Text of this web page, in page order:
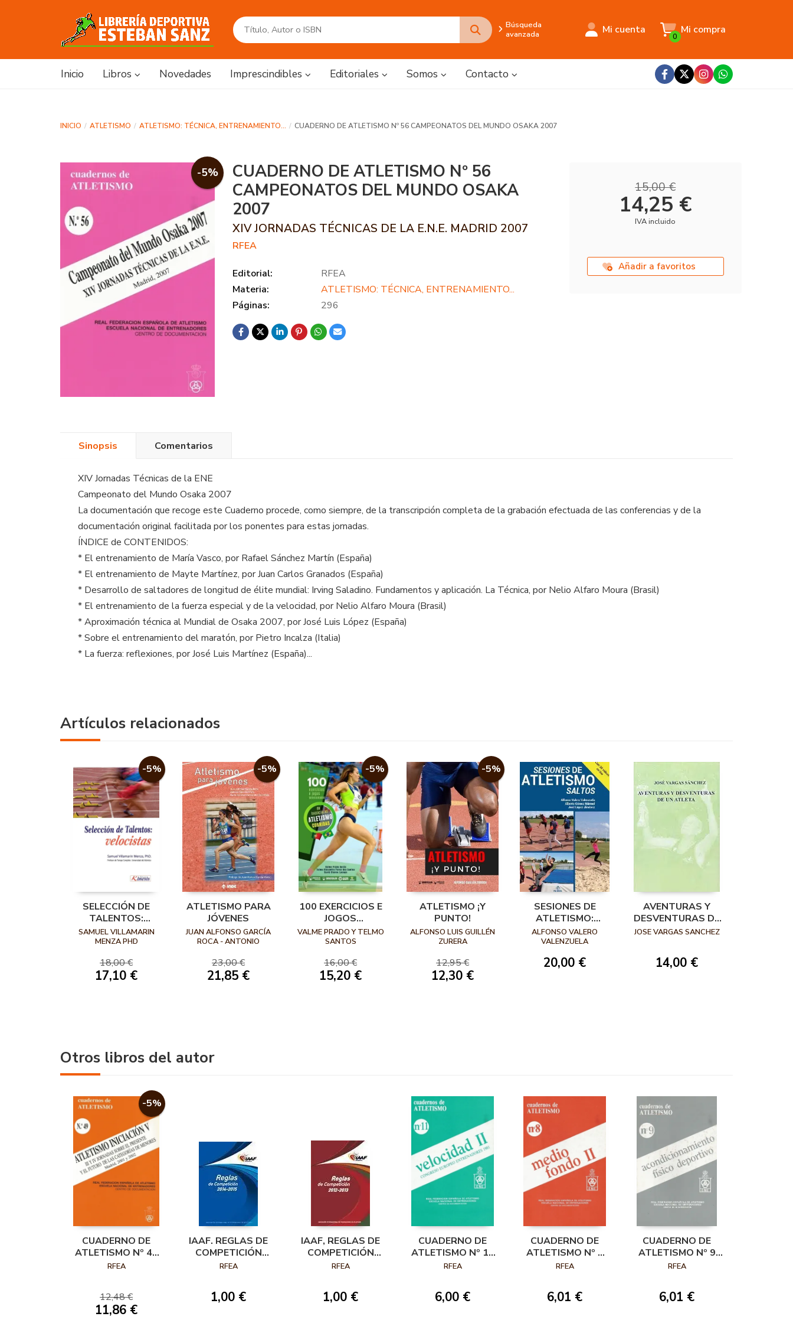
Búsqueda
avanzada
Mi cuenta Mi compra
0
Inicio Libros Novedades Imprescindibles Editoriales Somos Contacto
INICIO ATLETISMO ATLETISMO: TÉCNICA, ENTRENAMIENTO... CUADERNO DE ATLETISMO Nº 56 CAMPEONATOS DEL MUNDO OSAKA 2007
-5%
CUADERNO DE ATLETISMO Nº 56
CAMPEONATOS DEL MUNDO OSAKA
2007
XIV JORNADAS TÉCNICAS DE LA E.N.E. MADRID 2007
RFEA
Editorial:
RFEA
Materia:
ATLETISMO: TÉCNICA, ENTRENAMIENTO...
Páginas:
296
15,00 €
14,25 €
IVA incluido
Añadir a favoritos
Sinopsis Comentarios
XIV Jornadas Técnicas de la ENE
Campeonato del Mundo Osaka 2007
La documentación que recoge este Cuaderno procede, como siempre, de la transcripción completa de la grabación efectuada de las conferencias y de la
documentación original facilitada por los ponentes para estas jornadas.
ÍNDICE de CONTENIDOS:
* El entrenamiento de María Vasco, por Rafael Sánchez Martín (España)
* El entrenamiento de Mayte Martínez, por Juan Carlos Granados (España)
* Desarrollo de saltadores de longitud de élite mundial: Irving Saladino. Fundamentos y aplicación. La Técnica, por Nelio Alfaro Moura (Brasil)
* El entrenamiento de la fuerza especial y de la velocidad, por Nelio Alfaro Moura (Brasil)
* Aproximación técnica al Mundial de Osaka 2007, por José Luis López (España)
* Sobre el entrenamiento del maratón, por Pietro Incalza (Italia)
* La fuerza: reflexiones, por José Luis Martínez (España)...
Artículos relacionados
-5%
SELECCIÓN DE
TALENTOS:
VELOCISTAS
SAMUEL VILLAMARIN
MENZA PHD
18,00 €
17,10 €
-5%
ATLETISMO PARA
JÓVENES
JUAN ALFONSO GARCÍA
ROCA - ANTONIO
CARIDAD HERNÁNDEZ
GUARDIOLA
23,00 €
21,85 €
-5%
100 EXERCICIOS E
JOGOS
SELECIONADOS DE
INICIAÇAO AO
(CORRIDAS)
(PORTUGUÉS)
VALME PRADO Y TELMO
SANTOS
16,00 €
15,20 €
-5%
ATLETISMO ¡Y
PUNTO!
ALFONSO LUIS GUILLÉN
ZURERA
12,95 €
12,30 €
SESIONES DE
ATLETISMO:
SALTOS
ALFONSO VALERO
VALENZUELA
20,00 €
AVENTURAS Y
DESVENTURAS DE
UN ATLETA
JOSE VARGAS SANCHEZ
14,00 €
Otros libros del autor
-5%
CUADERNO DE
ATLETISMO Nº 49
ATLETISMO
RFEA
12,48 €
11,86 €
IAAF. REGLAS DE
COMPETICIÓN
2014-2015
RFEA
1,00 €
IAAF, REGLAS DE
COMPETICIÓN
2012-2013
RFEA
1,00 €
CUADERNO DE
ATLETISMO Nº 11
VELOCIDAD II
RFEA
6,00 €
CUADERNO DE
ATLETISMO Nº 8
MEDIO FONDO II
RFEA
6,01 €
CUADERNO DE
ATLETISMO Nº 9
ACONDICIONAMIENTO
RFEA
6,01 €